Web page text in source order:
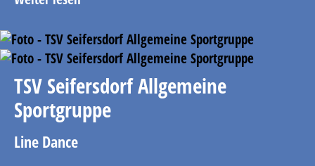
TSV Seifersdorf Allgemeine
Sportgruppe
Line Dance